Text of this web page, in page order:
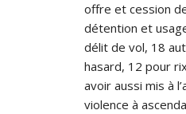
offre et cession
détention et
délit de vol, 18
hasard, 12 pour
avoir aussi mis à
violence à